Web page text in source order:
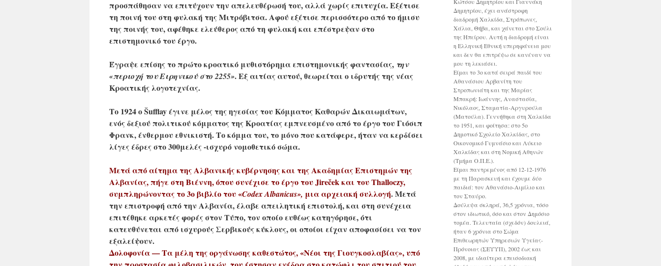
προσπάθησαν να επιτύχουν την απελευθέρωσή του, αλλά χωρίς επιτυχία. Εξέτισε
τη ποινή του στη φυλακή της Μιτρόβιτσα. Αφού εξέτισε περισσότερο από το ήμισυ
της ποινής του, αφέθηκε ελεύθερος από τη φυλακή και επέστρεψαν στο
επιστημονικό του έργο.
Έγραψε επίσης το πρώτο κροατικό μυθιστόρημα επιστημονικής φαντασίας, την
«περιοχή του Ειρηνικού στο 2255». Εξ αιτίας αυτού, θεωρείται ο ιδρυτής της νέας
Κροατικής λογοτεχνίας.
Το 1924 ο Šufflay έγινε μέλος της ηγεσίας του Κόμματος Καθαρών Δικαιωμάτων,
ενός δεξιού πολιτικού κόμματος της Κροατίας εμπνευσμένο από το έργο του Γιόσιπ
Φρανκ, ένθερμου εθνικιστή. Το κόμμα του, το μόνο που κατάφερε, ήταν να κερδίσει
λίγες έδρες στο 300μελές -ισχυρό νομοθετικό σώμα.
Μετά από αίτημα της Αλβανικής κυβέρνησης και της Ακαδημίας Επιστημών της
Αλβανίας, πήγε στη Βιέννη, όπου συνέχισε το έργο του Jireček και του Thalloczy,
συμπληρώνοντας το 3ο βιβλίο του «Codex Αlbanicus», μια αρχειακή συλλογή.Μετά
την επιστροφή από την Αλβανία, έλαβε απειλητική επιστολή, και στη συνέχεια
επιτέθηκε αρκετές φορές στον Τύπο, τον οποίο ευθέως κατηγόρησε, ότι
κατευθύνεται από ισχυρούς Σερβικούς κύκλους, οι οποίοι είχαν αποφασίσει να τον
εξαλείψουν.
Δολοφονία — Τα μέλη της οργάνωσης καθεστώτος, «Νέοι της Γιουγκοσλαβίας», υπό
Δημητρίου, έχει ανάστροφη
διαδρομή Χαλκίδα, Στρόπωνες,
Χάλια, Θήβα, και χάνεται στο Σούλι
της Ηπείρου. Αυτή η διαδρομή είναι
η Ελληνική Εθνική υπερηφάνεια μου
και δεν θα επιτρέψω σε κανέναν να
μου τη λεκιάσει.
Είμαι το 3ο κατά σειρά παιδί του
Αθανάσιου Αρβανίτη του
Στροπωνιάτη και της Μαρίας
Μπακρή: Ιωάννης, Αναστασία,
Νικόλαος, Σταματία-Αργυρούλα
(Ματούλα). Γεννήθηκα στη Χαλκίδα
το 1951, και φοίτησα: στο 5ο
Δημοτικό Σχολείο Χαλκίδας, στο
Οικονομικό Γυμνάσιο και Λύκειο
Χαλκίδας και στη Νομική Αθηνών
(Τμήμα Ο.Π.Ε.).
Είμαι παντρεμένος από 12-12-1976
με τη Παρασκευή και έχουμε δύο
παιδιά: τον Αθανάσιο-Αιμίλιο και
τον Σταύρο.
Δούλεψα σκληρά, 36,5 χρόνια, τόσο
στον ιδιωτικό, όσο και στον Δημόσιο
τομέα. Τελευταία (σχεδόν) δουλειά,
ήταν 6 χρόνια στο Σώμα
Επιθεωρητών Υπηρεσιών Υγείας-
Πρόνοιας (ΣΕΥΥΠ), 2002 έως και
2008, με ιδιαίτερα επεισοδιακή